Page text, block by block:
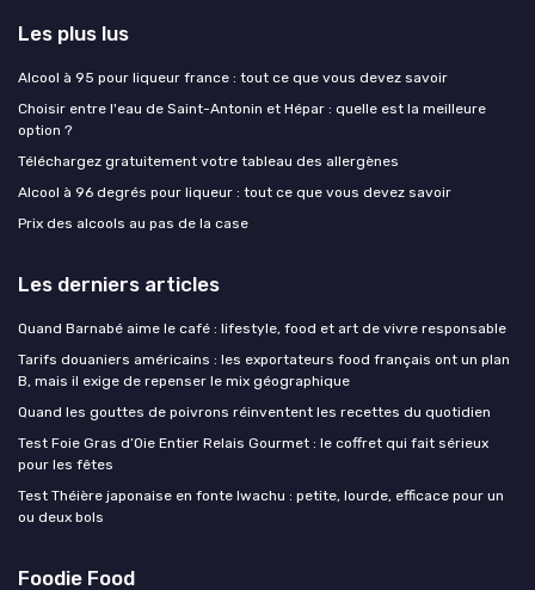
Les plus lus
Alcool à 95 pour liqueur france : tout ce que vous devez savoir
Choisir entre l'eau de Saint-Antonin et Hépar : quelle est la meilleure
option ?
Téléchargez gratuitement votre tableau des allergènes
Alcool à 96 degrés pour liqueur : tout ce que vous devez savoir
Prix des alcools au pas de la case
Les derniers articles
Quand Barnabé aime le café : lifestyle, food et art de vivre responsable
Tarifs douaniers américains : les exportateurs food français ont un plan
B, mais il exige de repenser le mix géographique
Quand les gouttes de poivrons réinventent les recettes du quotidien
Test Foie Gras d’Oie Entier Relais Gourmet : le coffret qui fait sérieux
pour les fêtes
Test Théière japonaise en fonte Iwachu : petite, lourde, efficace pour un
ou deux bols
Foodie Food